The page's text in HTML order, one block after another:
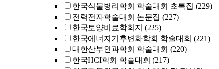
한국식물병리학회 학술대회 초록집 (229)
전력전자학술대회 논문집 (227)
한국토양비료학회지 (225)
한국에너지기후변화학회 학술대회 (221)
대한산부인과학회 학술대회 (220)
한국HCI학회 학술대회 (217)